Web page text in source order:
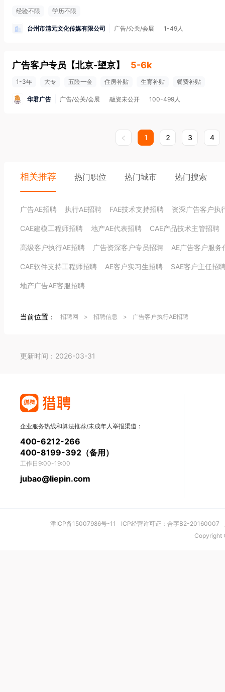
经验不限 学历不限
台州市清元文化传媒有限公司 广告/公关/会展 1-49人
广告客户专员 【北京-望京】 5-6k
1-3年 大专 五险一金 住房补贴 生育补贴 餐费补贴
华君广告 广告/公关/会展 融资未公开 100-499人
1 2 3 4
相关推荐 热门职位 热门城市 热门搜索
广告AE招聘 执行AE招聘 FAE技术支持招聘 资深广告客户执
CAE建模工程师招聘 地产AE代表招聘 CAE产品技术主管招聘
高级客户执行AE招聘 广告资深客户专员招聘 AE广告客户服务
CAE软件支持工程师招聘 AE客户实习生招聘 SAE客户主任招
地产广告AE客服招聘
当前位置： 招聘网 > 招聘信息 > 广告客户执行AE招聘
更新时间：2026-03-31